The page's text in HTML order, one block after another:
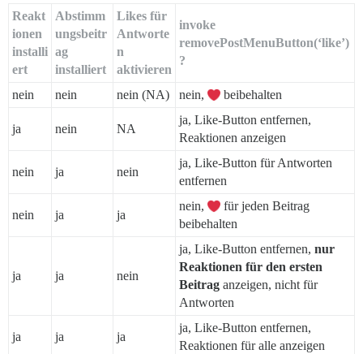
Reakt
ionen
installi
ert
Abstimm
ungsbeitr
ag
installiert
Likes für
Antworte
n
aktivieren
invoke
removePostMenuButton(‘like’)
?
nein nein nein (NA) nein, beibehalten
ja nein NA
ja, Like-Button entfernen,
Reaktionen anzeigen
nein ja nein
ja, Like-Button für Antworten
entfernen
nein ja ja
nein,
für jeden Beitrag
beibehalten
ja ja nein
ja, Like-Button entfernen, nur
Reaktionen für den ersten
Beitrag anzeigen, nicht für
Antworten
ja ja ja
ja, Like-Button entfernen,
Reaktionen für alle anzeigen